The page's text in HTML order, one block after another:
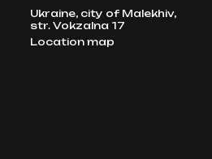
Ukraine, city of Malekhiv,
str. Vokzalna 17
Location map